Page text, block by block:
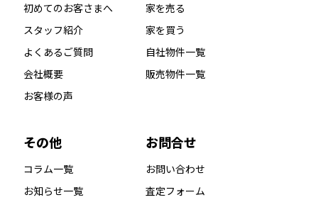
初めてのお客さまへ
スタッフ紹介
よくあるご質問
会社概要
お客様の声
家を売る
家を買う
自社物件一覧
販売物件一覧
その他
コラム一覧
お知らせ一覧
お問合せ
お問い合わせ
査定フォーム